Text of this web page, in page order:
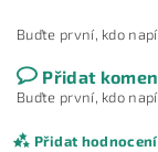
Buďte první, kdo
Přidat
Buďte první, kdo
Přidat hodnocení